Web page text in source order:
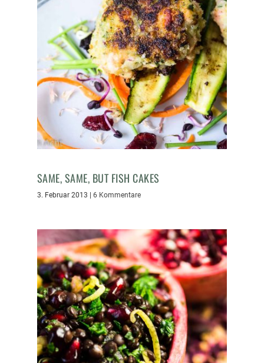
SAME, SAME, BUT FISH CAKES
3. Februar 2013 6 Kommentare